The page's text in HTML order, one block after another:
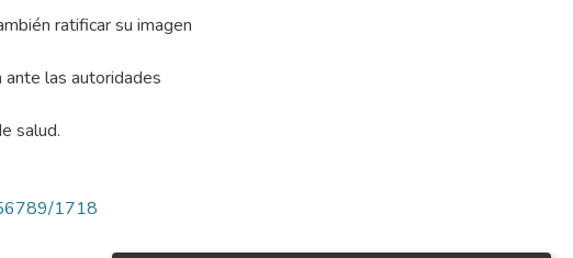
ratificar su imagen
las autoridades
salud.
1718